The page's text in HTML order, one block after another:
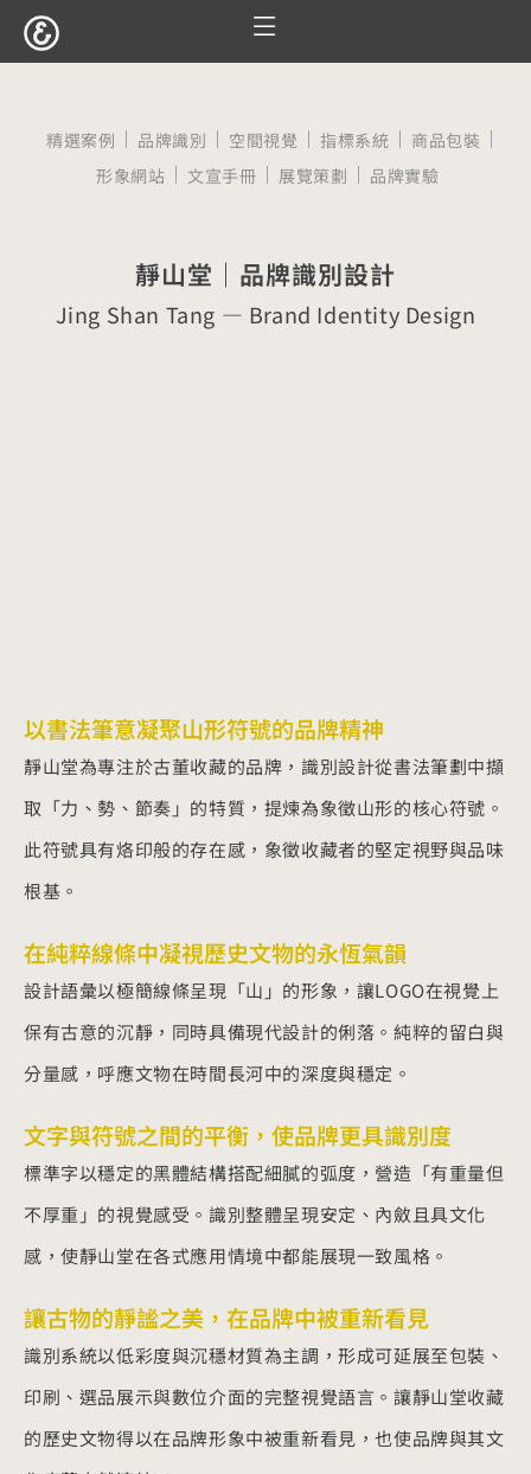
精選案例 品牌識別 空間視覺 指標系統
商品包裝
形象網站
文宣手冊 展覽策劃 品牌實驗
靜山堂｜品牌識別設計
Jing Shan Tang — Brand Identity Design
以書法筆意凝聚山形符號的品牌精神
靜山堂為專注於古董收藏的品牌，識別設計從書法筆劃中擷
取「力、勢、節奏」的特質，提煉為象徵山形的核心符號。
此符號具有烙印般的存在感，象徵收藏者的堅定視野與品味
根基。
在純粹線條中凝視歷史文物的永恆氣韻
設計語彙以極簡線條呈現「山」的形象，讓LOGO在視覺上
保有古意的沉靜，同時具備現代設計的俐落。純粹的留白與
分量感，呼應文物在時間長河中的深度與穩定。
文字與符號之間的平衡，使品牌更具識別度
標準字以穩定的黑體結構搭配細膩的弧度，營造「有重量但
不厚重」的視覺感受。識別整體呈現安定、內斂且具文化
感，使靜山堂在各式應用情境中都能展現一致風格。
讓古物的靜謐之美，在品牌中被重新看見
識別系統以低彩度與沉穩材質為主調，形成可延展至包裝、
印刷、選品展示與數位介面的完整視覺語言。讓靜山堂收藏
的歷史文物得以在品牌形象中被重新看見，也使品牌與其文